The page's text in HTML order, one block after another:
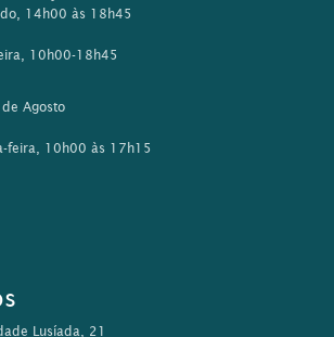
14h00 às 18h45
10h00-18h45
Agosto
feira, 10h00 às 17h15
Lusíada, 21